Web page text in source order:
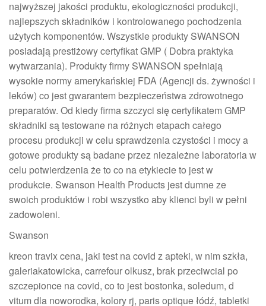
najwyższej jakości produktu, ekologiczności produkcji,
najlepszych składników i kontrolowanego pochodzenia
użytych komponentów. Wszystkie produkty SWANSON
posiadają prestiżowy certyfikat GMP ( Dobra praktyka
wytwarzania). Produkty firmy SWANSON spełniają
wysokie normy amerykańskiej FDA (Agencji ds. żywności i
leków) co jest gwarantem bezpieczeństwa zdrowotnego
preparatów. Od kiedy firma szczyci się certyfikatem GMP
składniki są testowane na różnych etapach całego
procesu produkcji w celu sprawdzenia czystości i mocy a
gotowe produkty są badane przez niezależne laboratoria w
celu potwierdzenia że to co na etykiecie to jest w
produkcie. Swanson Health Products jest dumne ze
swoich produktów i robi wszystko aby klienci byli w pełni
zadowoleni.
Swanson
kreon travix cena, jaki test na covid z apteki, w nim szkła,
galeriakatowicka, carrefour olkusz, brak przeciwcial po
szczepionce na covid, co to jest bostonka, soledum, d
vitum dla noworodka, kolory rj, paris optique łódź, tabletki